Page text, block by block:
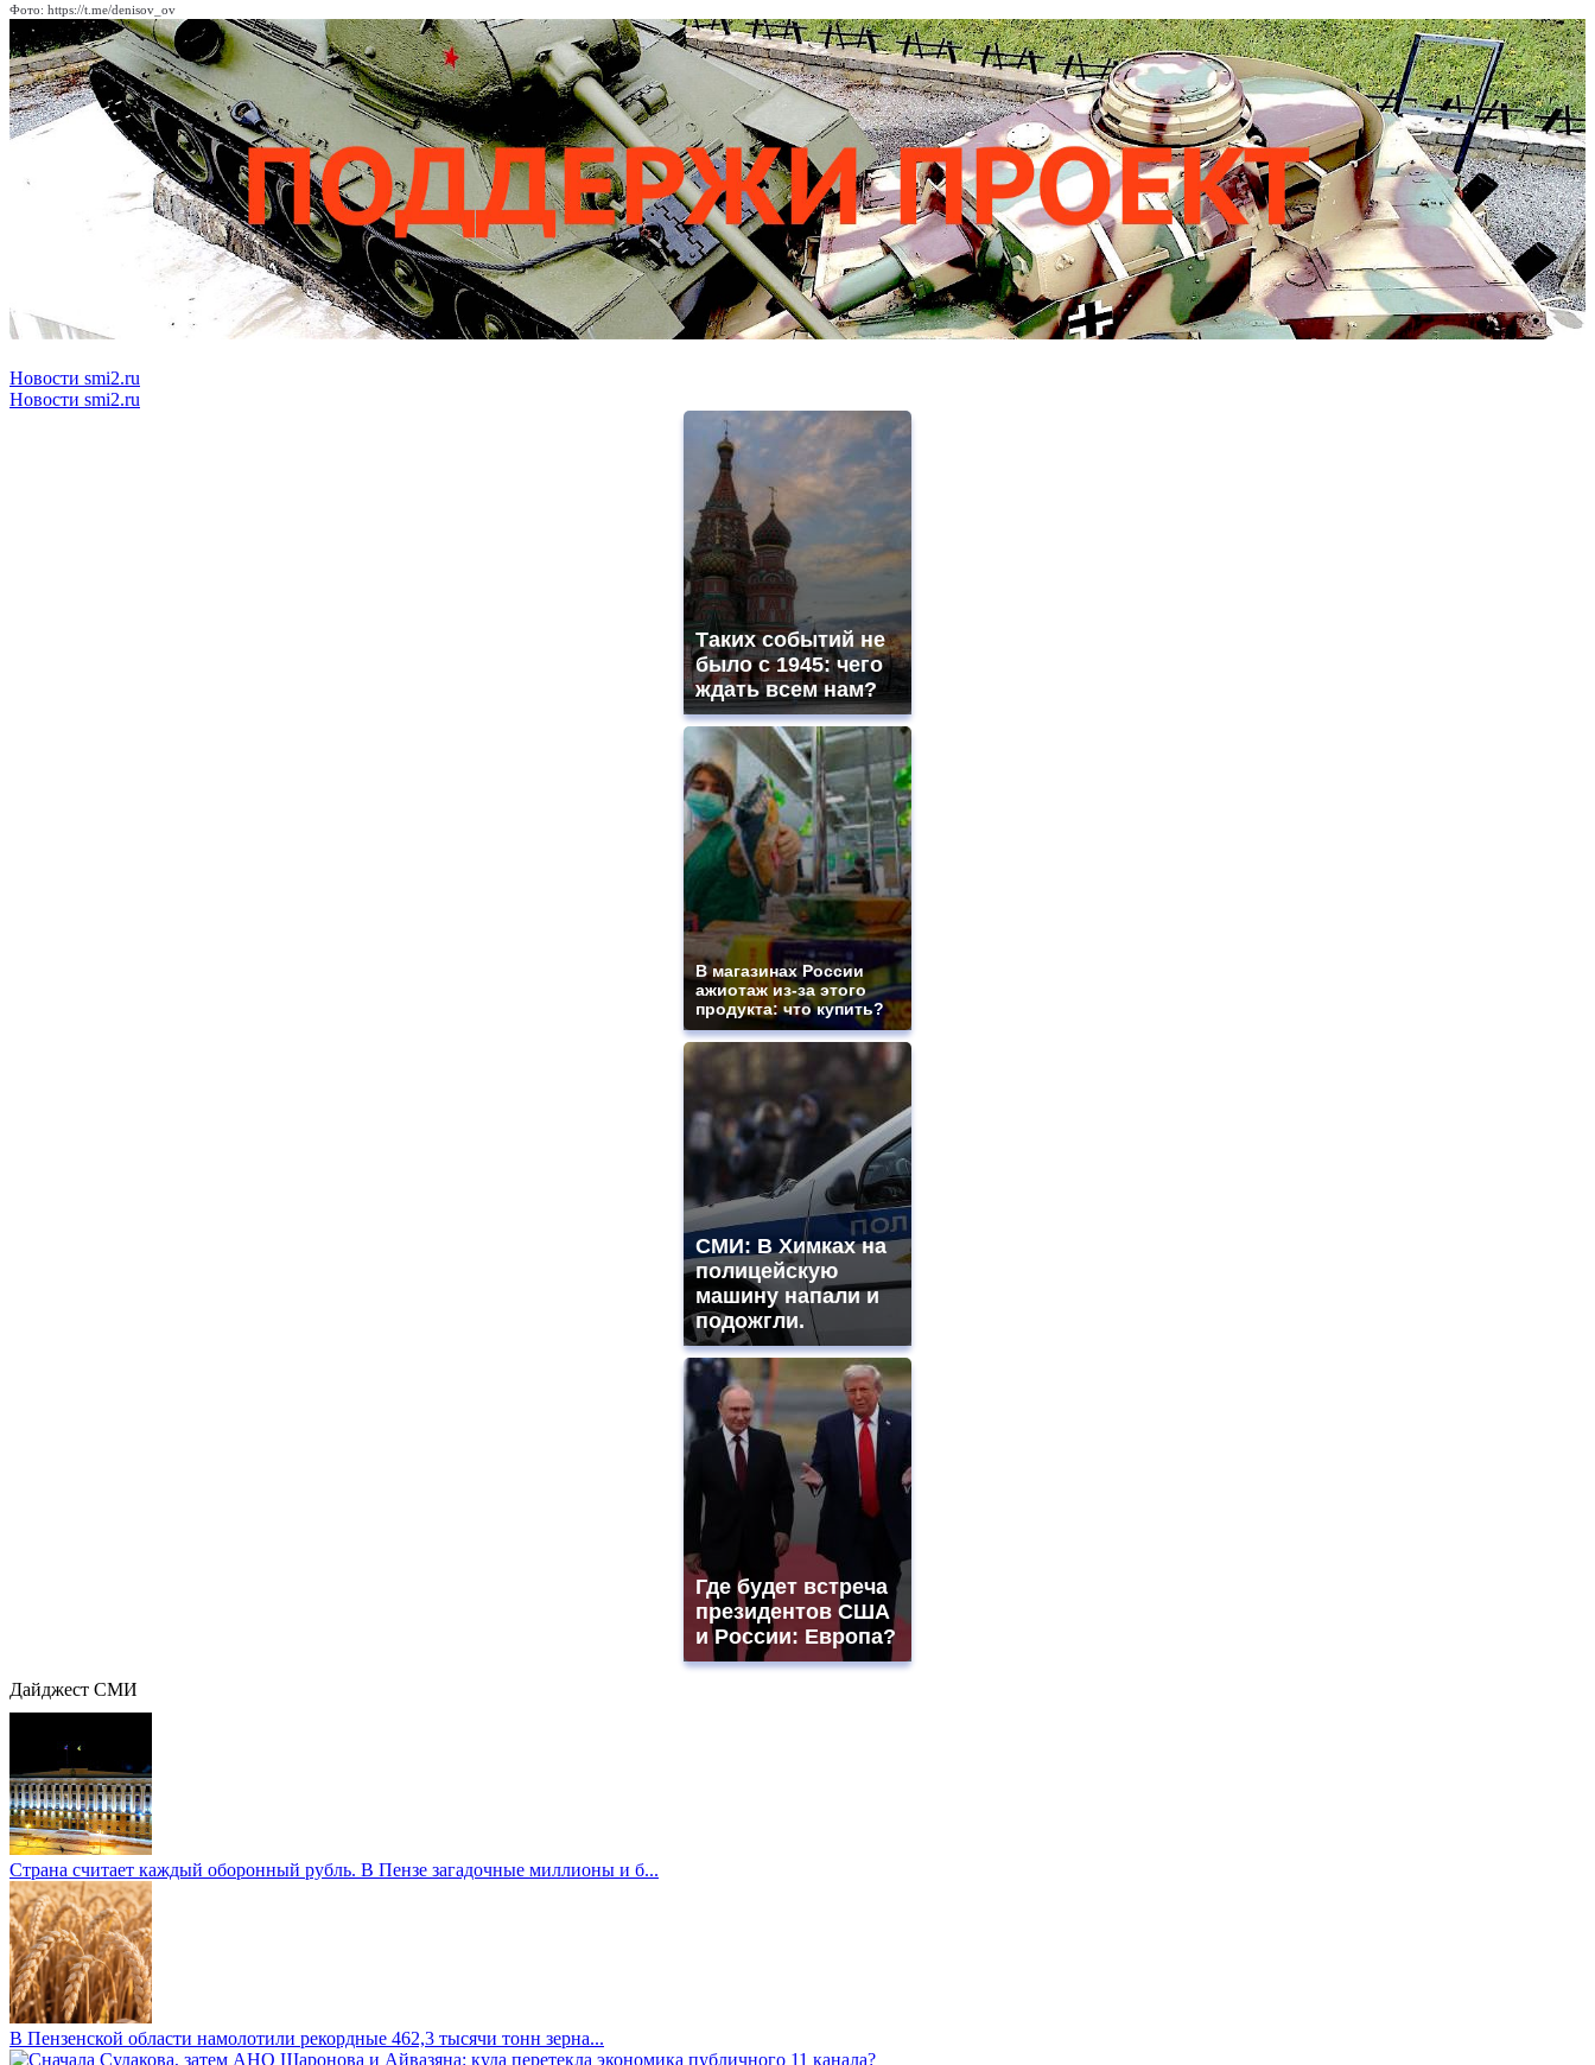
Фото: https://t.me/denisov_ov
Новости smi2.ru
Новости smi2.ru
Таких событий не
было с 1945: чего
ждать всем нам?
В магазинах России
ажиотаж из-за этого
продукта: что купить?
СМИ: В Химках на
полицейскую
машину напали и
подожгли.
Где будет встреча
президентов США
и России: Европа?
Дайджест СМИ
Страна считает каждый оборонный рубль. В Пензе загадочные миллионы и б...
В Пензенской области намолотили рекордные 462,3 тысячи тонн зерна...